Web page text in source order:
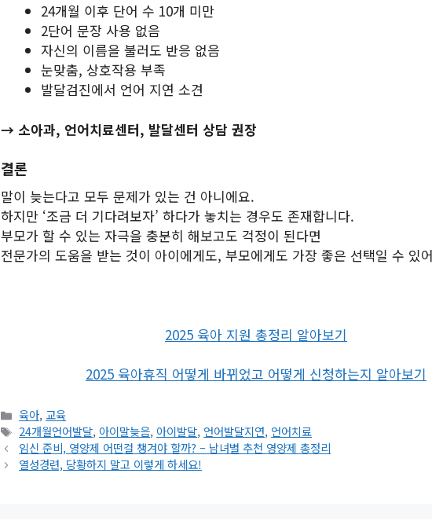
24개월 이후 단어 수 10개 미만
2단어 문장 사용 없음
자신의 이름을 불러도 반응 없음
눈맞춤, 상호작용 부족
발달검진에서 언어 지연 소견
→ 소아과, 언어치료센터, 발달센터 상담 권장
결론
말이 늦는다고 모두 문제가 있는 건 아니에요.
하지만 ‘조금 더 기다려보자’ 하다가 놓치는 경우도 존재합니다.
부모가 할 수 있는 자극을 충분히 해보고도 걱정이 된다면
전문가의 도움을 받는 것이 아이에게도, 부모에게도 가장 좋은 선택일 수 있
2025 육아 지원 총정리 알아보기
2025 육아휴직 어떻게 바뀌었고 어떻게 신청하는지 알아보기
카
테
고
리
육아, 교육
태
그
24개월언어발달, 아이말늦음, 아이발달, 언어발달지연, 언어치료
임신 준비, 영양제 어떤걸 챙겨야 할까? – 남녀별 추천 영양제 총정리
열성경련, 당황하지 말고 이렇게 하세요!